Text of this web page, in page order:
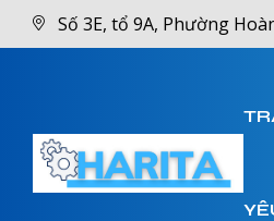
Số 3E, tổ 9A, Phường